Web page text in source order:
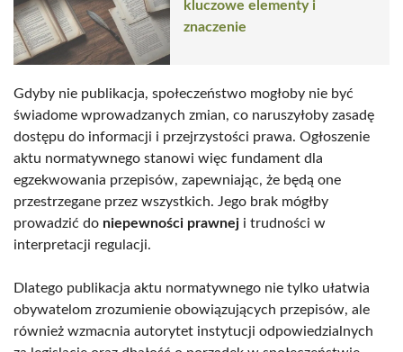
kluczowe elementy i
znaczenie
Gdyby nie publikacja, społeczeństwo mogłoby nie być
świadome wprowadzanych zmian, co naruszyłoby zasadę
dostępu do informacji i przejrzystości prawa. Ogłoszenie
aktu normatywnego stanowi więc fundament dla
egzekwowania przepisów, zapewniając, że będą one
przestrzegane przez wszystkich. Jego brak mógłby
prowadzić do niepewności prawnej i trudności w
interpretacji regulacji.
Dlatego publikacja aktu normatywnego nie tylko ułatwia
obywatelom zrozumienie obowiązujących przepisów, ale
również wzmacnia autorytet instytucji odpowiedzialnych